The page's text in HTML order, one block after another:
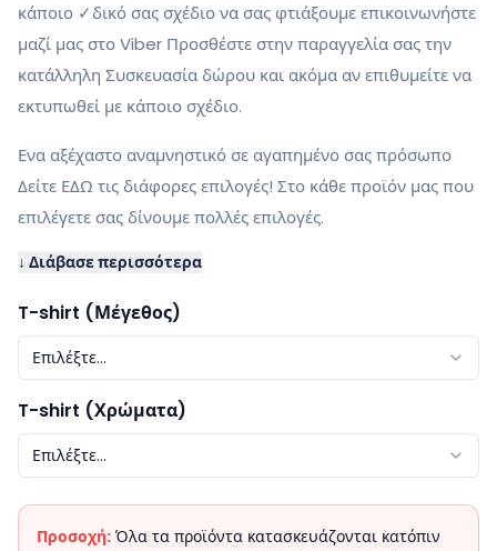
κάποιο ✓δικό σας σχέδιο να σας φτιάξουμε επικοινωνήστε
μαζί μας στο Viber Προσθέστε στην παραγγελία σας την
κατάλληλη Συσκευασία δώρου και ακόμα αν επιθυμείτε να
εκτυπωθεί με κάποιο σχέδιο.
Ενα αξέχαστο αναμνηστικό σε αγαπημένο σας πρόσωπο
Δείτε ΕΔΩ τις διάφορες επιλογές! Στο κάθε προϊόν μας που
επιλέγετε σας δίνουμε πολλές επιλογές.
↓ Διάβασε περισσότερα
T-shirt (Μέγεθος)
Επιλέξτε...
T-shirt (Χρώματα)
Επιλέξτε...
Προσοχή: Όλα τα προϊόντα κατασκευάζονται κατόπιν